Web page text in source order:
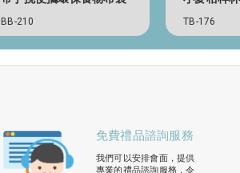
BB-210 TB-176
免費禮品諮詢服務
我們可以安排會面，提供
專業的禮品諮詢服務，令